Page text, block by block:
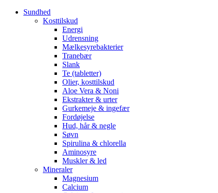
Sundhed
Kosttilskud
Energi
Udrensning
Mælkesyrebakterier
Tranebær
Slank
Te (tabletter)
Olier, kosttilskud
Aloe Vera & Noni
Ekstrakter & urter
Gurkemeje & ingefær
Fordøjelse
Hud, hår & negle
Søvn
Spirulina & chlorella
Aminosyre
Muskler & led
Mineraler
Magnesium
Calcium